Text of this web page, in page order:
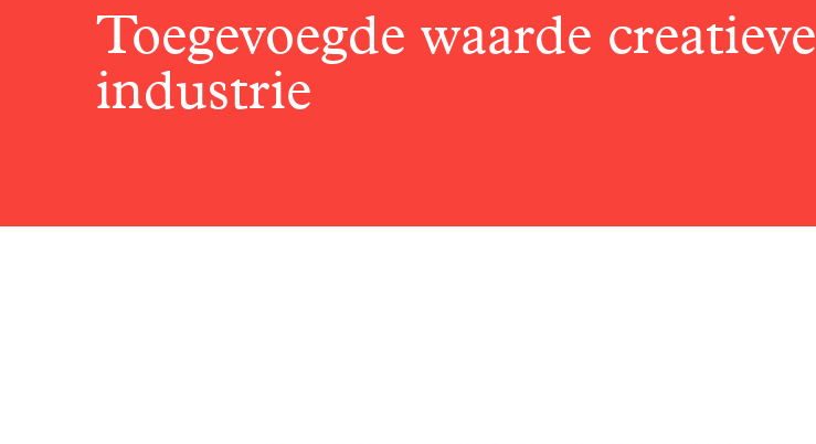
Toegevoegde waarde creatieve
industrie